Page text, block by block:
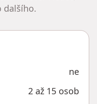
dalšího.
ne
2 až 15 osob